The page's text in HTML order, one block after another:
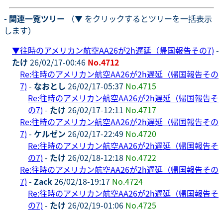
- 関連一覧ツリー （▼ をクリックするとツリーを一括表示
します）
▼往時のアメリカン航空AA26が2h遅延（帰国報告その7) -
たけ 26/02/17-00:46 No.4712
Re:往時のアメリカン航空AA26が2h遅延（帰国報告その
7) - なおとし 26/02/17-05:37 No.4715
Re:往時のアメリカン航空AA26が2h遅延（帰国報告そ
の7) - たけ 26/02/17-12:11 No.4717
Re:往時のアメリカン航空AA26が2h遅延（帰国報告その
7) - ケルゼン 26/02/17-22:49 No.4720
Re:往時のアメリカン航空AA26が2h遅延（帰国報告そ
の7) - たけ 26/02/18-12:18 No.4722
Re:往時のアメリカン航空AA26が2h遅延（帰国報告その
7) - Zack26/02/18-19:17 No.4724
Re:往時のアメリカン航空AA26が2h遅延（帰国報告そ
の7) - たけ 26/02/19-01:06 No.4725